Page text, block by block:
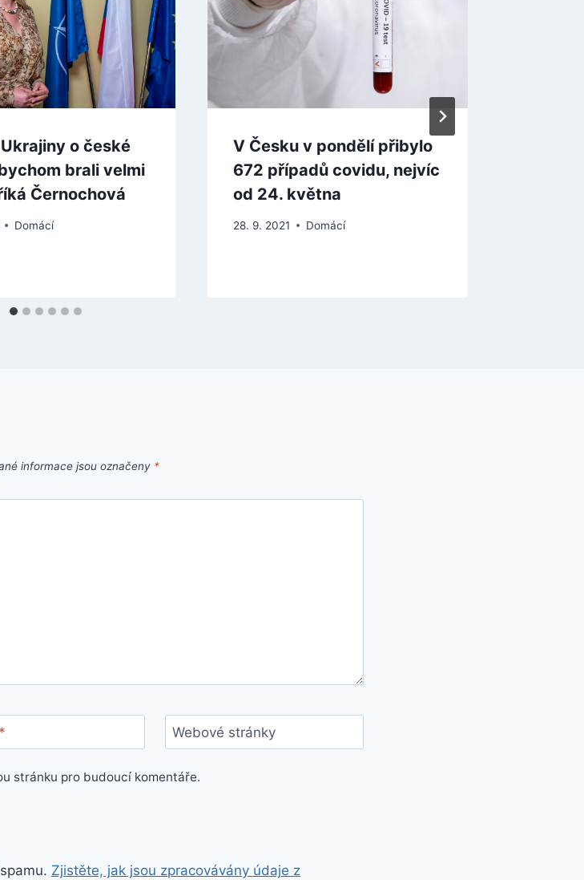
o české
brali velmi
Černochová
Domácí
V Česku v pondělí přibylo
672 případů covidu, nejvíc
od 24. května
28. 9. 2021 Domácí
informace jsou označeny *
* Webové stránky
stránku pro budoucí komentáře.
Zjistěte, jak jsou zpracovávány údaje z